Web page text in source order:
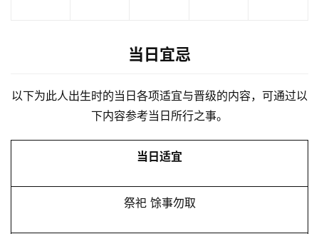
当日宜忌
以下为此人出生时的当日各项适宜与晋级的内容，可通过以
下内容参考当日所行之事。
当日适宜
祭祀 馀事勿取